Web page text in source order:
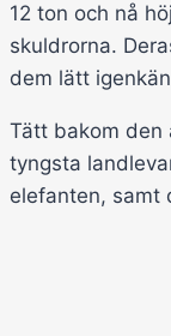
12 ton och nå
skuldrorna.
dem lätt
Tätt bakom den
tyngsta
elefanten, samt